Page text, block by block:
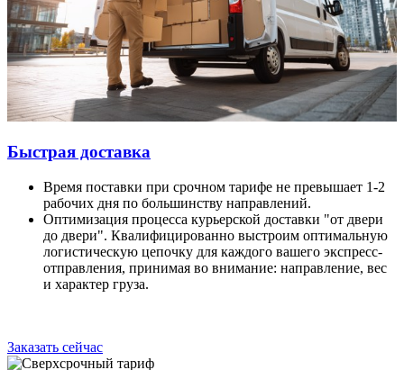
Быстрая доставка
Время поставки при срочном тарифе не превышает 1-2
рабочих дня по большинству направлений.
Оптимизация процесса курьерской доставки "от двери
до двери". Квалифицированно выстроим оптимальную
логистическую цепочку для каждого вашего экспресс-
отправления, принимая во внимание: направление, вес
и характер груза.
Заказать сейчас